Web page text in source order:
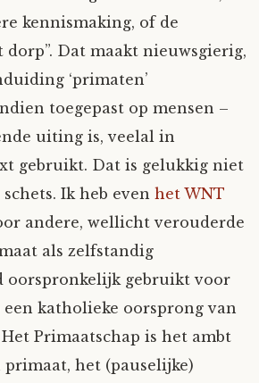
kennismaking, of de
Dat maakt nieuwsgierig,
‘primaten’
toegepast op mensen –
uiting is, veelal in
gebruikt. Dat is gelukkig niet
Ik heb even het WNT
andere, wellicht verouderde
als zelfstandig
oorspronkelijk gebruikt voor
katholieke oorsprong van
Primaatschap is het ambt
het (pauselijke)